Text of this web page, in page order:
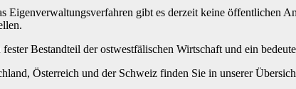
Eigenverwaltungsverfahren gibt es derzeit keine öffentlichen
Bestandteil der ostwestfälischen Wirtschaft und ein
Österreich und der Schweiz finden Sie in unserer